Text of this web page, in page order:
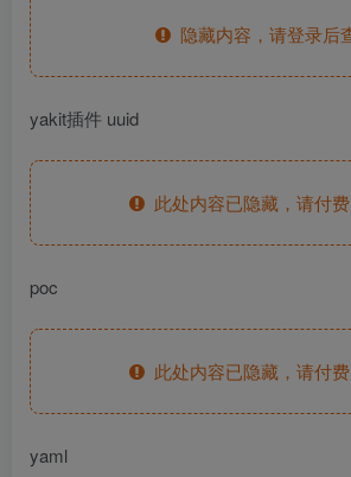
隐藏内容，请登录后
yakit插件 uuid
此处内容已隐藏，请付
poc
此处内容已隐藏，请付
yaml